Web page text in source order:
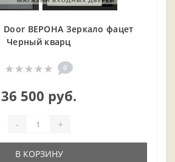
Door ВЕРОНА Зеркало фацет
Черный кварц
0
36 500 руб.
- +
В КОРЗИНУ